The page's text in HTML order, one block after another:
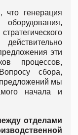
что генерация
эти
процессов,
сбора,
мы
начала и
отделами